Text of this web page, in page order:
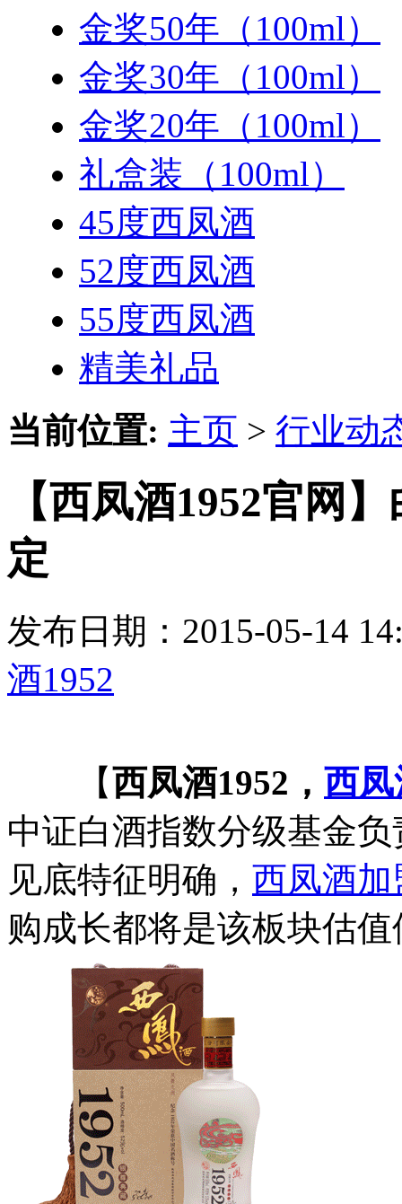
金奖50年（100ml）
金奖30年（100ml）
金奖20年（100ml）
礼盒装（100ml）
45度西凤酒
52度西凤酒
55度西凤酒
精美礼品
当前位置: 主页 > 行业动
【西凤酒1952官网
定
发布日期：2015-05-14
酒1952
【西凤酒1952， 西
中证白酒指数分级基金
见底特征明确， 西凤酒加
购成长都将是该板块估